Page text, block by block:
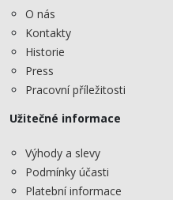
O nás
Kontakty
Historie
Press
Pracovní příležitosti
Užitečné informace
Výhody a slevy
Podmínky účasti
Platební informace